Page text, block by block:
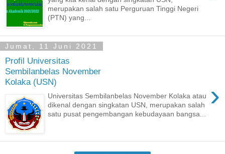
merupakan salah satu Perguruan Tinggi Negeri
(PTN) yang...
Jumat, 11 Juni 2021
Profil Universitas
Sembilanbelas November
Kolaka (USN)
›
Universitas Sembilanbelas November Kolaka atau
dikenal dengan singkatan USN, merupakan salah
satu pusat pengembangan kebudayaan bangsa...